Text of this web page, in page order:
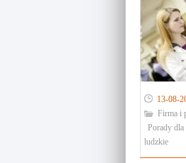
13-08-
Firma i
Porady
ludzkie